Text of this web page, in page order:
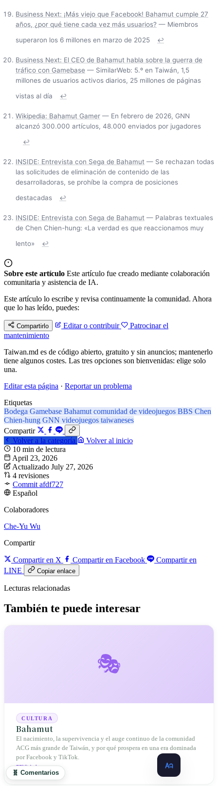
Business Next: ¡Más viejo que Facebook! Bahamut cumple 27
años, ¿por qué tiene cada vez más usuarios? — Miembros
superaron los 6 millones en marzo de 2025
↩
Business Next: El CEO de Bahamut habla sobre la guerra de
tráfico con Gamebase — SimilarWeb: 5.º en Taiwán, 1,5
millones de usuarios activos diarios, 25 millones de páginas
vistas al día
↩
Wikipedia: Bahamut Gamer — En febrero de 2026, GNN
alcanzó 300.000 artículos, 48.000 enviados por jugadores
↩
INSIDE: Entrevista con Sega de Bahamut — Se rechazan todas
las solicitudes de eliminación de contenido de las
desarrolladoras, se prohíbe la compra de posiciones
destacadas
↩
INSIDE: Entrevista con Sega de Bahamut — Palabras textuales
de Chen Chien-hung: «La verdad es que reaccionamos muy
lento»
↩
Sobre este artículo Este artículo fue creado mediante colaboración
comunitaria y asistencia de IA.
Este artículo lo escribe y revisa continuamente la comunidad. Ahora
que lo has leído, puedes:
Compartirlo Editar o contribuir
Patrocinar el
mantenimiento
Taiwan.md es de código abierto, gratuito y sin anuncios; mantenerlo
tiene algunos costes. Las tres opciones son bienvenidas: elige solo
una.
Editar esta página · Reportar un problema
Etiquetas
Bodega Gamebase Bahamut comunidad de videojuegos BBS Chen
Chien-hung GNN videojuegos taiwaneses
Compartir
Volver a la categoría
Volver al inicio
10 min de lectura
April 23, 2026
Actualizado July 27, 2026
4 revisiones
Commit afdf727
Español
Colaboradores
Che-Yu Wu
Compartir
Compartir en X Compartir en Facebook
Compartir en
LINE
Copiar enlace
Lecturas relacionadas
También te puede interesar
🎭
CULTURA
Bahamut
El nacimiento, la supervivencia y el auge continuo de la comunidad
ACG más grande de Taiwán, y por qué prospera en una era dominada
por Facebook y TikTok.
閱讀全文
🧬 Comentarios